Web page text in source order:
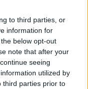
to third parties, or
information for
below opt-out
note that after your
seeing
utilized by
third parties prior to